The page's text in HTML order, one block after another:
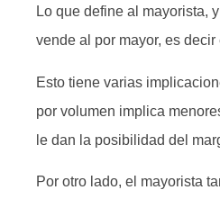
Lo que define al mayorista,
vende al por mayor, es
Esto tiene varias
por volumen implica
le dan la posibilidad del
Por otro lado, el mayorista